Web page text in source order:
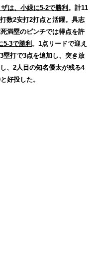
は、小緑に5-2で勝利。計11
数2安打2打点と活躍。具志
満塁のピンチでは得点を許
5-3で勝利。1点リードで迎え
塁打で3点を追加し、突き放
、2人目の知名優太が残る4
好投した。